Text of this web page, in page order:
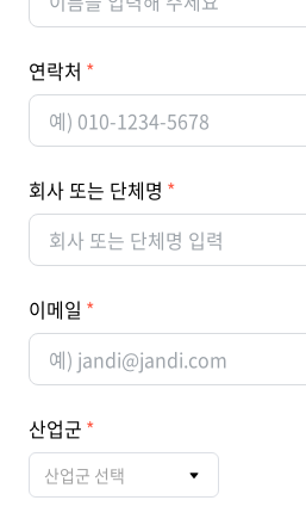
연락처
회사 또는 단체명
이메일
산업군
산업군 선택